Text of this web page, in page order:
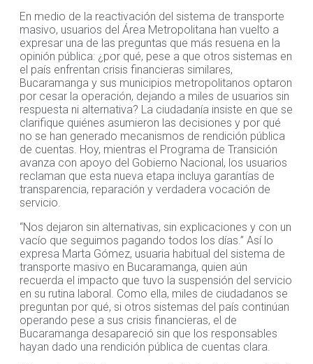
En medio de la reactivación del sistema de transporte
masivo, usuarios del Área Metropolitana han vuelto a
expresar una de las preguntas que más resuena en la
opinión pública: ¿por qué, pese a que otros sistemas en
el país enfrentan crisis financieras similares,
Bucaramanga y sus municipios metropolitanos optaron
por cesar la operación, dejando a miles de usuarios sin
respuesta ni alternativa? La ciudadanía insiste en que se
clarifique quiénes asumieron las decisiones y por qué
no se han generado mecanismos de rendición pública
de cuentas. Hoy, mientras el Programa de Transición
avanza con apoyo del Gobierno Nacional, los usuarios
reclaman que esta nueva etapa incluya garantías de
transparencia, reparación y verdadera vocación de
servicio.
“Nos dejaron sin alternativas, sin explicaciones y con un
vacío que seguimos pagando todos los días.” Así lo
expresa Marta Gómez, usuaria habitual del sistema de
transporte masivo en Bucaramanga, quien aún
recuerda el impacto que tuvo la suspensión del servicio
en su rutina laboral. Como ella, miles de ciudadanos se
preguntan por qué, si otros sistemas del país continúan
operando pese a sus crisis financieras, el de
Bucaramanga desapareció sin que los responsables
hayan dado una rendición pública de cuentas clara.